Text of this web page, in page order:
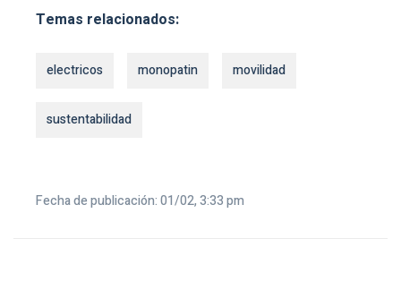
Temas relacionados:
electricos monopatin movilidad
sustentabilidad
Fecha de publicación: 01/02, 3:33 pm